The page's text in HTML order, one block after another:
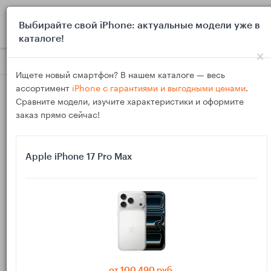
Блог Инструкции Чистый и быстрый Android без
22
Чистый и быстрый Android без рут‑прав:
простая оптимизация для всех
Выбирайте свой iPhone: актуальные модели уже в
каталоге!
×
Ищете новый смартфон? В нашем каталоге — весь
ассортимент iPhone с гарантиями и выгодными ценами.
Сравните модели, изучите характеристики и оформите
заказ прямо сейчас!
Apple iPhone 17 Pro Max